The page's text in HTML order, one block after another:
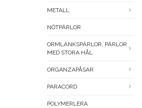
METALL
NÖTPÄRLOR
ORMLÄNKSPÄRLOR, PÄRLOR
MED STORA HÅL
ORGANZAPÅSAR
PARACORD
POLYMERLERA